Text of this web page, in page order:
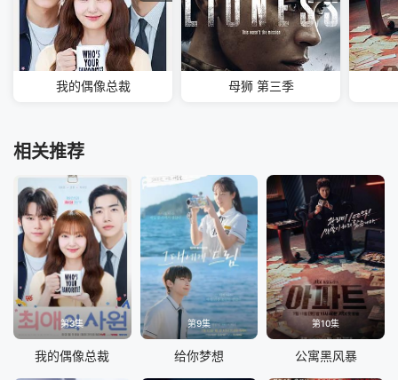
我的偶像总裁 母狮 第三季
相关推荐
第3集
我的偶像总裁
第9集
给你梦想
第10集
公寓黑风暴